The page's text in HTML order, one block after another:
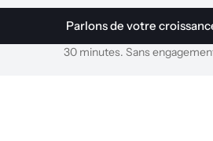
Parlons de votre
30 minutes. Sans